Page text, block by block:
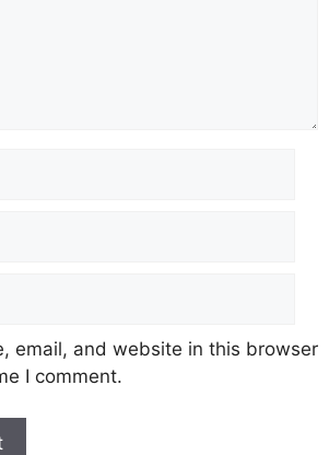
email, and website in this browser
I comment.